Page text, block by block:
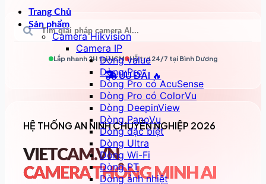
Trang Chủ
Sản phẩm
Camera Hikvision
Camera IP
Dòng value
Dòng Pro
Dòng Pro có AcuSense
Dòng Pro có ColorVu
Dòng DeepinView
Dòng PanoVu
Dòng đặc biệt
Dòng Ultra
Dòng Wi-Fi
Dòng PT
Dòng ảnh nhiệt
Lắp nhanh 2H tạiHCM Hỗ trợ 24/7 tại Bình Dương
ƯU ĐÃI 🔥
HỆ THỐNG AN NINH CHUYÊN NGHIỆP 2026
VIETCAM.VN
CAMERA THÔNG MINH AI